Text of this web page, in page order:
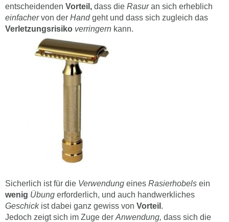
entscheidenden Vorteil, dass die Rasuran sich erheblich
einfachervon der Handgeht und dass sich zugleich das
Verletzungsrisiko verringern kann.
Sicherlich ist für die Verwendung eines Rasierhobels ein
wenig Übung erforderlich, und auch handwerkliches
Geschickist dabei ganz gewiss von Vorteil .
Jedoch zeigt sich im Zuge der Anwendung, dass sich die